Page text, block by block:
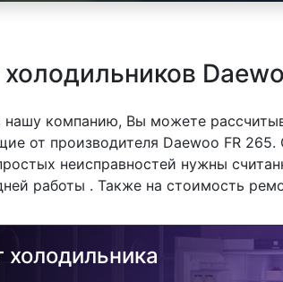
компанию, Вы можете
от производителя Daewoo FR
неисправностей нужны
работы . Также на стоимость
холодильника